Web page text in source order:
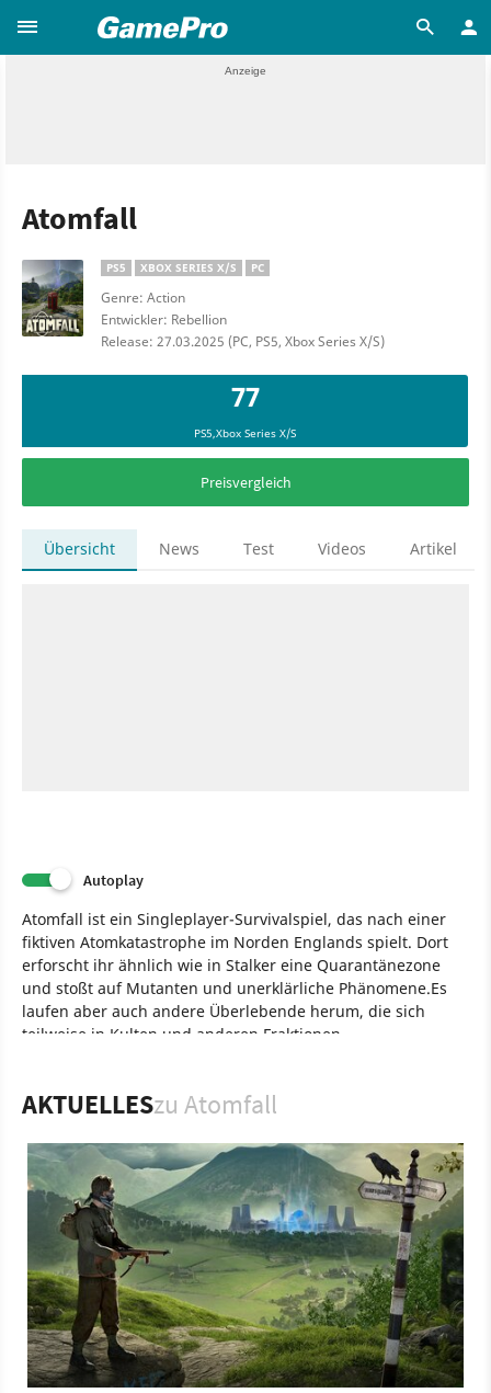
Atomfall
PS5 XBOX SERIES X/S PC
Genre: Action
Entwickler: Rebellion
Release: 27.03.2025 (PC, PS5, Xbox Series X/S)
77
PS5,Xbox Series X/S
Preisvergleich
Übersicht News Test Videos Artikel
Autoplay
Atomfall ist ein Singleplayer-Survivalspiel, das nach einer
fiktiven Atomkatastrophe im Norden Englands spielt. Dort
erforscht ihr ähnlich wie in Stalker eine Quarantänezone
und stoßt auf Mutanten und unerklärliche Phänomene.Es
laufen aber auch andere Überlebende herum, die sich
teilweise in Kulten und anderen Fraktionen
euch geschickt herausreden.
Spiel PC PlayStation Xbox Action
Rebellion
PlayStation 5
Xbox Series X/S Atomfall
AKTUELLESzu Atomfall